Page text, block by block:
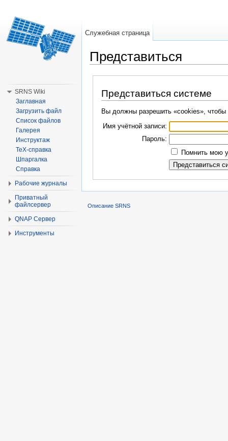
Представиться
Представиться системе
Вы должны разрешить «cookies», чтобы
Имя учётной записи:
Пароль:
Помнить мою
Служебная страница
SRNS Wiki
Заглавная
Загрузить файл
Список файлов
Галерея
Инструктаж
TeX-справка
Шпаргалка
Справка
Рабочие журналы
Приватный
файлсервер
QNAP Сервер
Инструменты
Описание SRNS